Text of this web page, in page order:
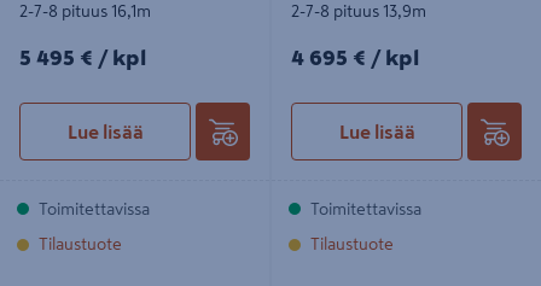
2-7-8 pituus 16,1m
5495€/kpl
5 495 € / kpl
Lue lisää
Toimitettavissa
Tilaustuote
2-7-8 pituus 13,9m
4695€/kpl
4 695 € / kpl
Lue lisää
Toimitettavissa
Tilaustuote